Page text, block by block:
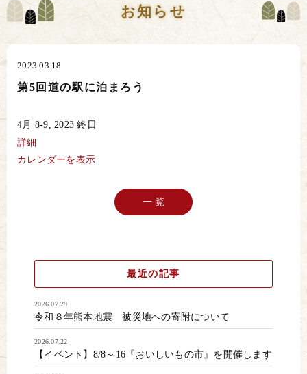
お知らせ
2023.03.18
第5回道の駅に泊まろう
第
5
回
の
4月 8-9, 2023 終日
詳細
カレンダーを表示
一 覧
最近の記事
2026.07.29
令和８年熊本地震 被災地への寄附について
2026.07.22
【イベント】8/8～16『おいしいもの市』を開催します